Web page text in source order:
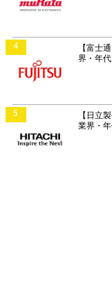
4
【富士
界・年
5
【日立
業界・